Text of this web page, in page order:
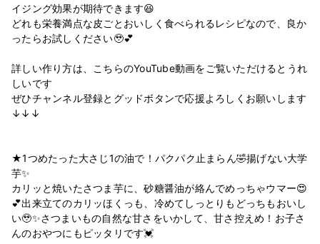
イジング効果が期待できます😆
どれも栄養満点な皮ごとおいしく食べられるレシピなので、良か
ったらお試しください🥹💕
詳しい作り方は、こちらのYouTube動画をご覧いただけるとうれ
しいです
ぜひチャンネル登録とグッドボタンで応援よろしくお願いします
↓↓↓
★1つめたった大さじ1の油で！パクパク止まらん🤣揚げない大学
芋✨
カリッと焼いたさつま芋に、砂糖醤油が絡んでめっちゃウマー😍
💕出来立てのカリッほくっも、冷めてしっとりもどっちもおいし
い🥹✨さつまいもの自然な甘さをいかして、甘さ控えめ！お子さ
んのおやつにもピッタリです💓